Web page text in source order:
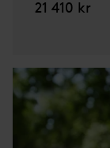
21 410 kr